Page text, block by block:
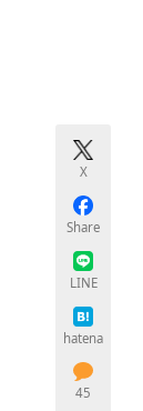
X
Share
LINE
hatena
45